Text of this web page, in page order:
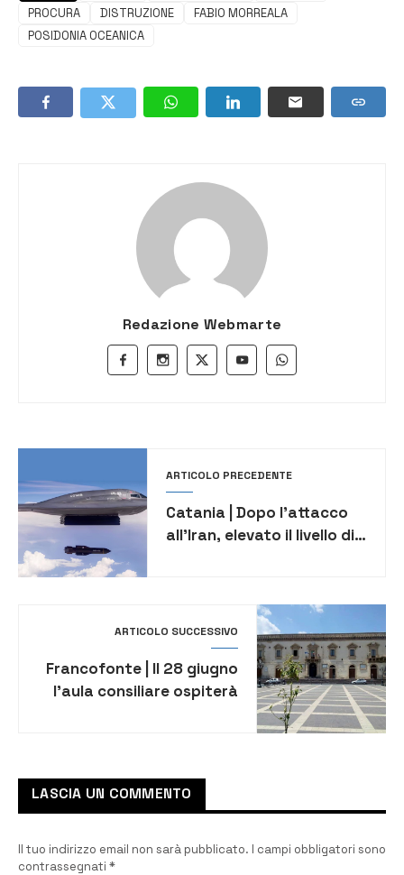
PROCURA
DISTRUZIONE
FABIO MORREALA
POSIDONIA OCEANICA
Redazione Webmarte
ARTICOLO PRECEDENTE
Catania | Dopo l’attacco
all’Iran, elevato il livello di
ARTICOLO SUCCESSIVO
Francofonte | Il 28 giugno
l’aula consiliare ospiterà
Luciano Brancato
LASCIA UN COMMENTO
Il tuo indirizzo email non sarà pubblicato. I campi obbligatori sono
contrassegnati *